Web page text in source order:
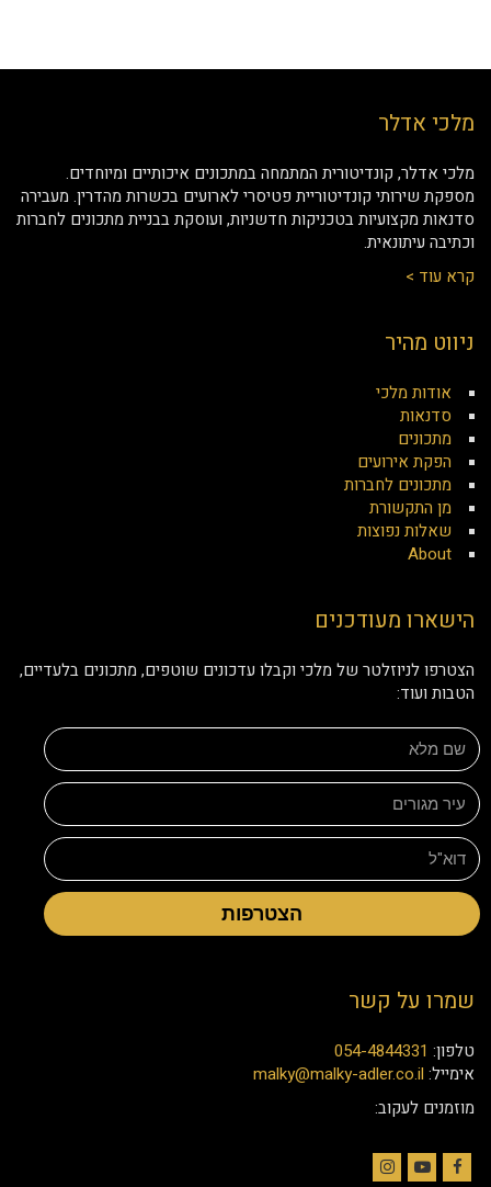
מלכי אדלר
מלכי אדלר, קונדיטורית המתמחה במתכונים איכותיים ומיוחדים.
מספקת שירותי קונדיטוריית פטיסרי לארועים בכשרות מהדרין. מעבירה
סדנאות מקצועיות בטכניקות חדשניות, ועוסקת בבניית מתכונים לחברות
וכתיבה עיתונאית.
קרא עוד >
ניווט מהיר
אודות מלכי
סדנאות
מתכונים
הפקת אירועים
מתכונים לחברות
מן התקשורת
שאלות נפוצות
About
הישארו מעודכנים
הצטרפו לניוזלטר של מלכי וקבלו עדכונים שוטפים, מתכונים בלעדיים,
הטבות ועוד:
הצטרפות
שמרו על קשר
טלפון: 054-4844331
אימייל: malky@malky-adler.co.il
מוזמנים לעקוב: